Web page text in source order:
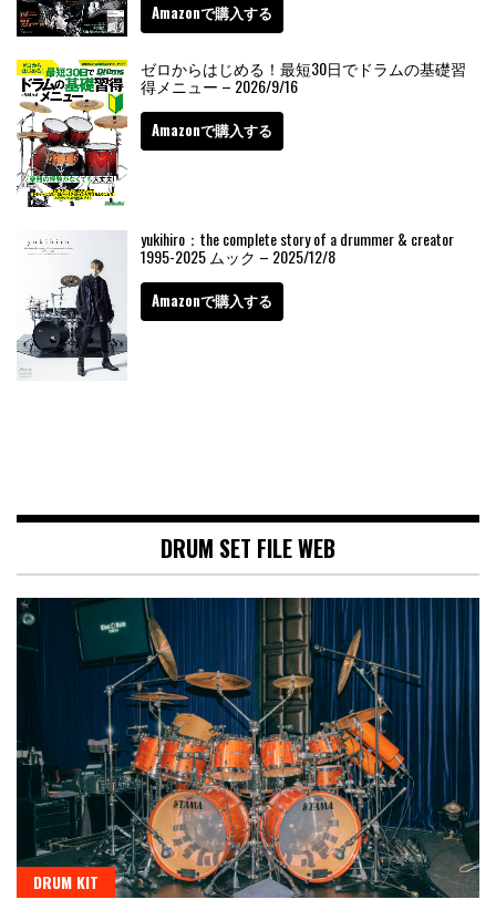
Amazonで購入する
ゼロからはじめる！最短30日でドラムの基礎習
得メニュー – 2026/9/16
Amazonで購入する
yukihiro：the complete story of a drummer & creator
1995-2025 ムック – 2025/12/8
Amazonで購入する
DRUM SET FILE WEB
DRUM KIT